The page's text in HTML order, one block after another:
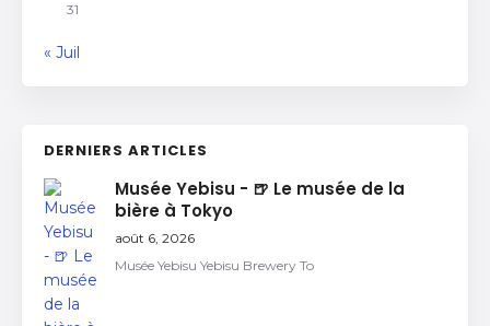
31
« Juil
DERNIERS ARTICLES
Musée Yebisu - 🍺 Le musée de la
bière à Tokyo
août 6, 2026
Musée Yebisu Yebisu Brewery To